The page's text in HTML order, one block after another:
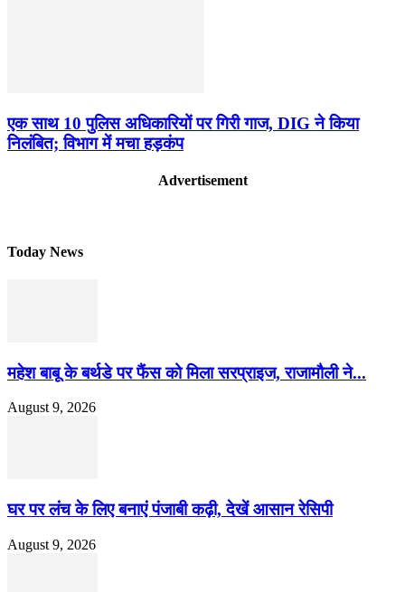
एक साथ 10 पुलिस अधिकारियों पर गिरी गाज, DIG ने किया
निलंबित; विभाग में मचा हड़कंप
Advertisement
Today News
महेश बाबू के बर्थडे पर फैंस को मिला सरप्राइज, राजामौली ने...
August 9, 2026
घर पर लंच के लिए बनाएं पंजाबी कढ़ी, देखें आसान रेसिपी
August 9, 2026